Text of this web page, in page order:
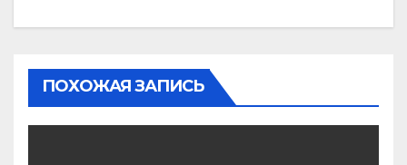
ПОХОЖАЯ ЗАПИСЬ